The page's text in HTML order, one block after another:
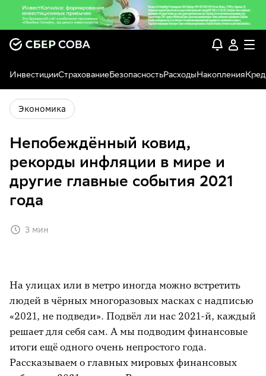
ИнвестицииСтрахованиеБезопасностьРасходыНакопления
Экономика
Непобеждённый ковид,
рекорды инфляции в мире и
другие главные события 2021
года
3 мин
На улицах или в метро иногда можно встретить
людей в чёрных многоразовых масках с надписью
«2021, не подведи». Подвёл ли нас 2021-й, каждый
решает для себя сам. А мы подводим финансовые
итоги ещё одного очень непростого года.
Рассказываем о главных мировых финансовых